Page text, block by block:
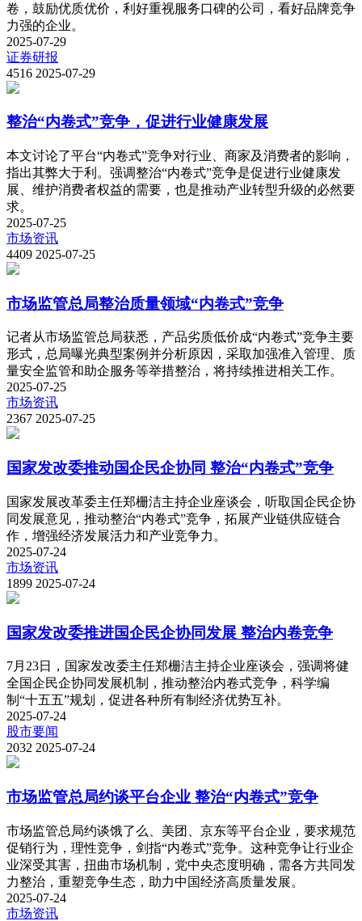
卷，鼓励优质优价，利好重视服务口碑的公司，看好品牌竞争
力强的企业。
2025-07-29
证券研报
4516 2025-07-29
整治“内卷式”竞争，促进行业健康发展
本文讨论了平台“内卷式”竞争对行业、商家及消费者的影响，
指出其弊大于利。强调整治“内卷式”竞争是促进行业健康发
展、维护消费者权益的需要，也是推动产业转型升级的必然要
求。
2025-07-25
市场资讯
4409 2025-07-25
市场监管总局整治质量领域“内卷式”竞争
记者从市场监管总局获悉，产品劣质低价成“内卷式”竞争主要
形式，总局曝光典型案例并分析原因，采取加强准入管理、质
量安全监管和助企服务等举措整治，将持续推进相关工作。
2025-07-25
市场资讯
2367 2025-07-25
国家发改委推动国企民企协同 整治“内卷式”竞争
国家发展改革委主任郑栅洁主持企业座谈会，听取国企民企协
同发展意见，推动整治“内卷式”竞争，拓展产业链供应链合
作，增强经济发展活力和产业竞争力。
2025-07-24
市场资讯
1899 2025-07-24
国家发改委推进国企民企协同发展 整治内卷竞争
7月23日，国家发改委主任郑栅洁主持企业座谈会，强调将健
全国企民企协同发展机制，推动整治内卷式竞争，科学编
制“十五五”规划，促进各种所有制经济优势互补。
2025-07-24
股市要闻
2032 2025-07-24
市场监管总局约谈平台企业 整治“内卷式”竞争
市场监管总局约谈饿了么、美团、京东等平台企业，要求规范
促销行为，理性竞争，剑指“内卷式”竞争。这种竞争让行业企
业深受其害，扭曲市场机制，党中央态度明确，需各方共同发
力整治，重塑竞争生态，助力中国经济高质量发展。
2025-07-24
市场资讯